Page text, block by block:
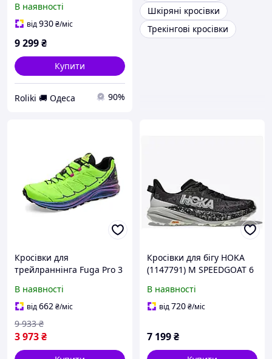
В наявності
від930₴/міс
9 299₴
Купити
Roliki 🚚 Одеса 90%
Шкіряні кросівки
Трекінгові кросівки
Кросівки для
трейлраннінга Fuga Pro 3
Women's
В наявності
від662₴/міс
3 973₴
9 933 ₴
Кросівки для бігу HOKA
(1147791) M SPEEDGOAT 6
В наявності
від720₴/міс
7 199₴